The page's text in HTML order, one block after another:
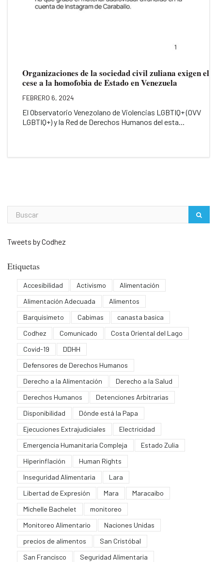
Organizaciones de la sociedad civil zuliana exigen el
cese a la homofobia de Estado en Venezuela
FEBRERO 6, 2024
El Observatorio Venezolano de Violencias LGBTIQ+ (OVV
LGBTIQ+) y la Red de Derechos Humanos del esta...
Tweets by Codhez
Etiquetas
Accesibilidad Activismo
Alimentación
Alimentación Adecuada
Alimentos
Barquisimeto
Cabimas
canasta basica
Codhez
Comunicado
Costa Oriental del Lago
Covid-19
DDHH
Defensores de Derechos Humanos
Derecho a la Alimentación
Derecho a la Salud
Derechos Humanos
Detenciones Arbitrarias
Disponibilidad
Dónde está la Papa
Ejecuciones Extrajudiciales
Electricidad
Emergencia Humanitaria Compleja
Estado Zulia
Hiperinflación
Human Rights
Inseguridad Alimentaria
Lara
Libertad de Expresión
Mara
Maracaibo
Michelle Bachelet
monitoreo
Monitoreo Alimentario
Naciones Unidas
precios de alimentos
San Cristóbal
San Francisco
Seguridad Alimentaria